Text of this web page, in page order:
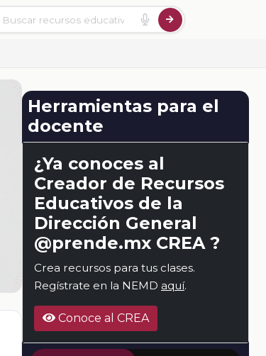
Herramientas para el
docente
¿Ya conoces al
Creador de Recursos
Educativos de la
Dirección General
@prende.mx CREA ?
Crea recursos para tus clases.
Regístrate en la NEMD aquí.
Conoce al CREA